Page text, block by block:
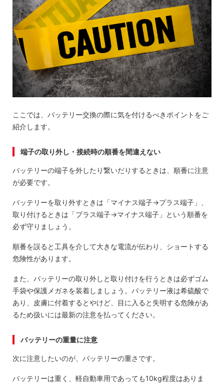
ここでは、バッテリー交換の際に気を付けるべきポイントをご
紹介します。
端子の取り外し・接続時の順番を間違えない
バッテリーの端子を外したり繋いだりするときは、順番に注意
が必要です。
バッテリーを取り外すときは「マイナス端子→プラス端子」、
取り付けるときは「プラス端子→マイナス端子」という順番を
必ず守りましょう。
順番を誤ると工具を介して大きな電流が伝わり、ショートする
危険性があります。
また、バッテリーの取り外しと取り付けを行うときは必ずゴム
手袋や保護メガネを装着しましょう。バッテリー液は希硫酸で
あり、皮膚に付着するとやけど、目に入ると失明する危険があ
るため扱いには最新の注意を払ってください。
バッテリーの重量に注意
次に注意したいのが、バッテリーの重さです。
バッテリーは重く、軽自動車用であっても10kg程度はありま